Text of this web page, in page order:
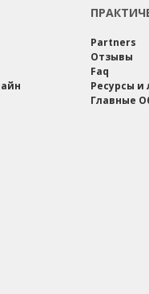
Partners
Отзывы
Faq
Ресурсы и
Главные